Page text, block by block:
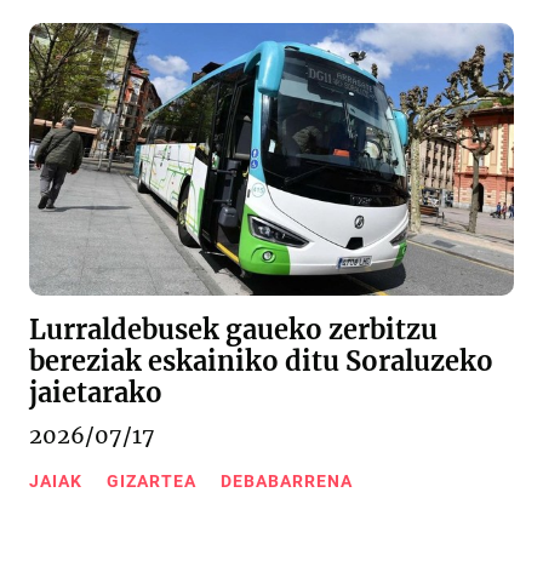
Lurraldebusek gaueko zerbitzu
bereziak eskainiko ditu Soraluzeko
jaietarako
2026/07/17
JAIAK GIZARTEA DEBABARRENA